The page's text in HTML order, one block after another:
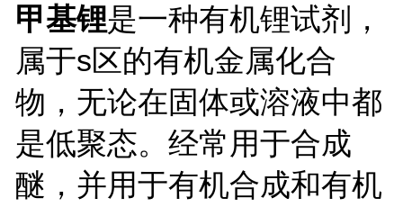
甲基锂是一种有机锂试剂，
属于s区的有机金属化合
物，无论在固体或溶液中都
是低聚态。经常用于合成
醚，并用于有机合成和有机